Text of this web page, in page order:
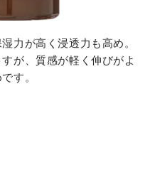
力が高く浸透力も高め。
が、質感が軽く伸びがよ
す。